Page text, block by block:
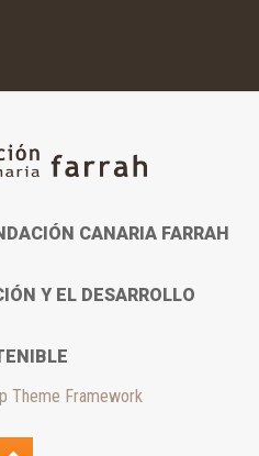
CANARIA FARRAH
Y EL DESARROLLO
Theme Framework